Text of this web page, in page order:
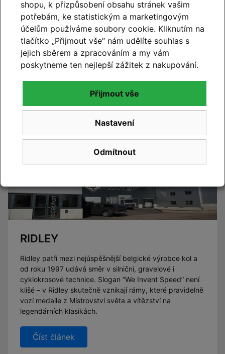
CUBE 2027
Novinky CUBE 2027 se blíží. Již brzy vám představíme
RIDLEY
Ridley patří mezi nejúspěšnější belgické výrobce kol a
od roku 1997 udává směr v silniční, gravelové i
cyklokrosové technice. Slogan “We Invent Speed” není
klišé – v Ridley skutečně vznikají rámy, které pravidelně
vozí medaile z Mistrovství světa a vítězství na
legendárních klasikách.
Číst článek
shopu, k přizpůsobení obsahu stránek vašim
potřebám, ke statistickým a marketingovým
účelům používáme soubory cookie. Kliknutím na
tlačítko „Přijmout vše“ nám udělíte souhlas s
jejich sběrem a zpracováním a my vám
poskytneme ten nejlepší zážitek z nakupování.
Odmítnout
Nastavení
Přijmout vše